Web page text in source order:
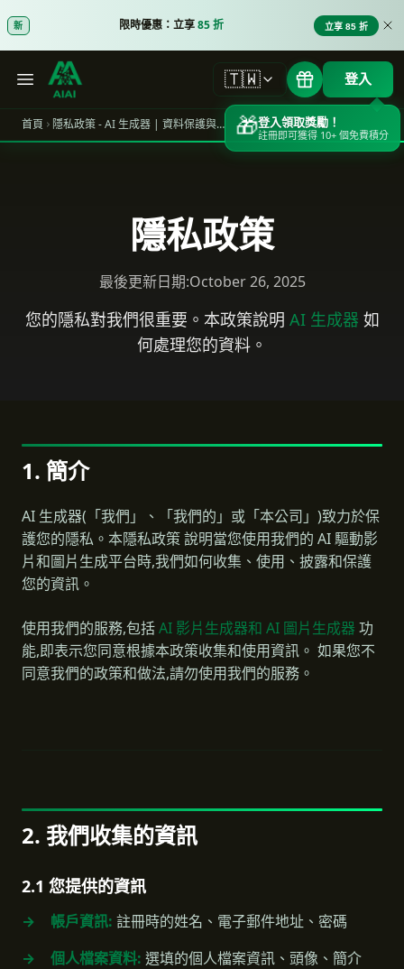
新 限時優惠：立享85 折 立享 85 折
🇹🇼 登入
🎁登入領取獎勵！
註冊即可獲得 10+ 個免費積分
首頁 隱私政策 - AI 生成器 | 資料保護與使用者隱私
隱私政策
最後更新日期:October 26, 2025
您的隱私對我們很重要。本政策說明 AI 生成器 如
何處理您的資料。
1. 簡介
AI 生成器(「我們」、「我們的」或「本公司」)致力於保
護您的隱私。本隱私政策 說明當您使用我們的 AI 驅動影
片和圖片生成平台時,我們如何收集、使用、披露和保護
您的資訊。
使用我們的服務,包括AI 影片生成器和 AI 圖片生成器 功
能,即表示您同意根據本政策收集和使用資訊。 如果您不
同意我們的政策和做法,請勿使用我們的服務。
2. 我們收集的資訊
2.1 您提供的資訊
帳戶資訊: 註冊時的姓名、電子郵件地址、密碼
個人檔案資料: 選填的個人檔案資訊、頭像、簡介